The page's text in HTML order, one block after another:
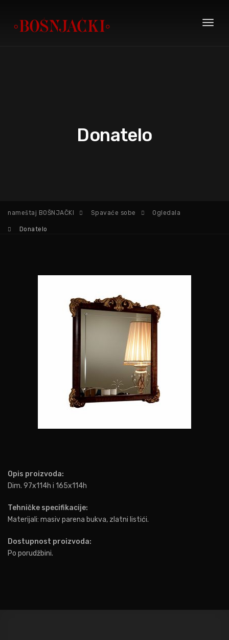
Toggle
Donatelo
nameštaj BOŠNJAČKI Spavaće sobe Ogledala
Donatelo
Opis proizvoda:
Dim. 97x114h i 165x114h
Tehničke specifikacije:
Materijali: masiv parena bukva, zlatni listići.
Dostupnost proizvoda:
Po porudžbini.